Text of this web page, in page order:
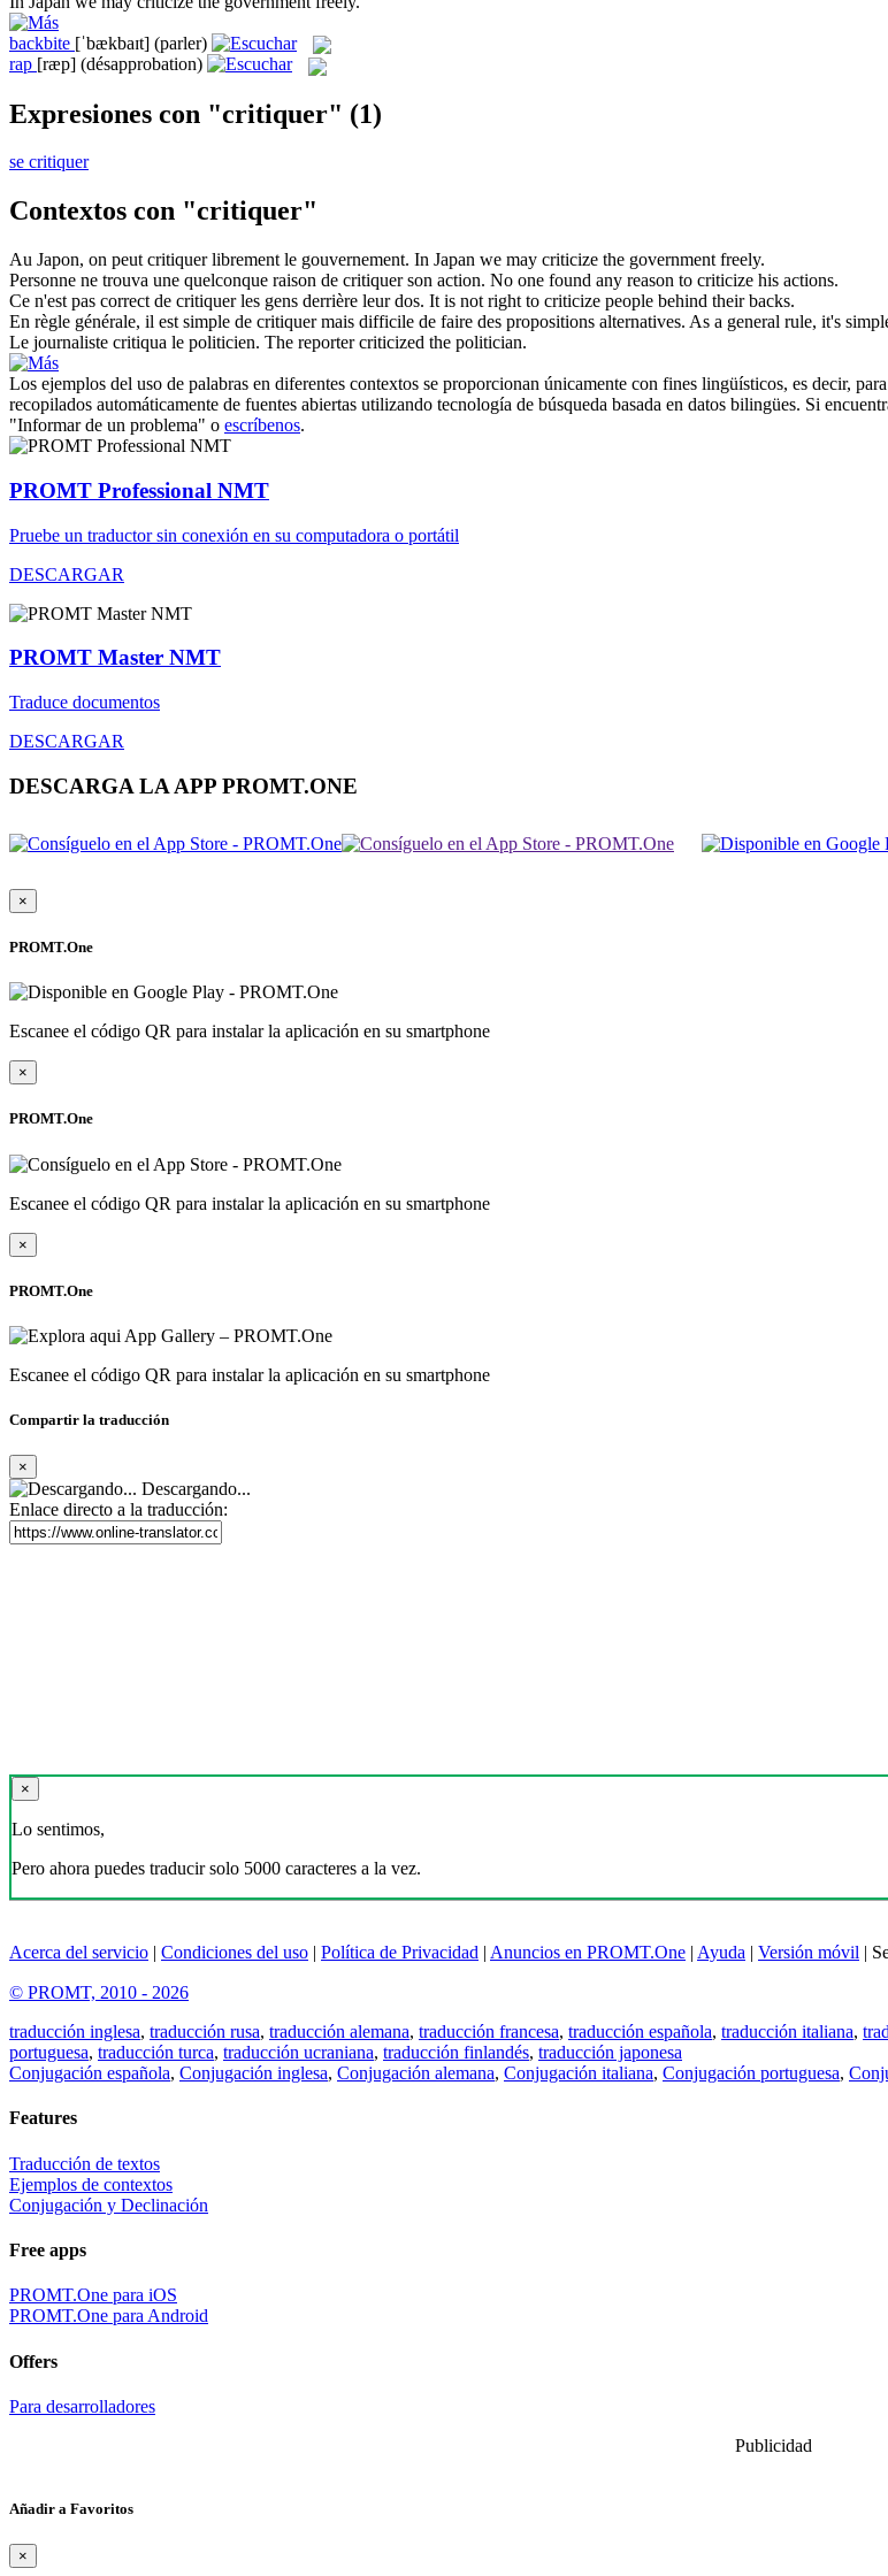
backbite [ˈbækbaɪt] (parler)
rap [ræp] (désapprobation)
Expresiones con "critiquer" (1)
se critiquer
Contextos con "critiquer"
Au Japon, on peut critiquerlibrement le gouvernement. In Japan we may criticize the government freely.
Personne ne trouva une quelconque raison de critiquerson action. No one found any reason to criticize his actions.
Ce n'est pas correct de critiquerles gens derrière leur dos. It is not right to criticize people behind their backs.
En règle générale, il est simple de critiquermais difficile de faire des propositions alternatives. As a general rule, it's
Le journaliste critiqua le politicien. The reportercriticized the politician.
Los ejemplos del uso de palabras en diferentes contextos se proporcionan únicamente con fines lingüísticos, es decir,
recopilados automáticamente de fuentes abiertas utilizando tecnología de búsqueda basada en datos bilingües. Si
"Informar de un problema" o escríbenos.
PROMT Professional NMT
Pruebe un traductor sin conexión en su computadora o portátil
DESCARGAR
PROMT Master NMT
Traduce documentos
DESCARGAR
DESCARGA LA APP PROMT.ONE
×
PROMT.One
Escanee el código QR para instalar la aplicación en su smartphone
×
PROMT.One
Escanee el código QR para instalar la aplicación en su smartphone
×
PROMT.One
Escanee el código QR para instalar la aplicación en su smartphone
Compartir la traducción
×
Descargando...
Enlace directo a la traducción:
×
Lo sentimos,
Pero ahora puedes traducir solo 5000 caracteres a la vez.
Acerca del servicio | Condiciones del uso | Política de Privacidad | Anuncios en PROMT.One | Ayuda | Versión móvil |
© PROMT, 2010 - 2026
traducción inglesa, traducción rusa, traducción alemana, traducción francesa, traducción española, traducción italiana,
portuguesa, traducción turca, traducción ucraniana, traducción finlandés, traducción japonesa
Conjugación española, Conjugación inglesa, Conjugación alemana, Conjugación italiana, Conjugación portuguesa,
Features
Traducción de textos
Ejemplos de contextos
Conjugación y Declinación
Free apps
PROMT.One para iOS
PROMT.One para Android
Offers
Para desarrolladores
Publicidad
Añadir a Favoritos
×